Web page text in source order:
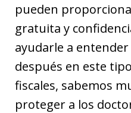
pueden
gratuita y
ayudarle a
después en este
fiscales, sabemos
proteger a los